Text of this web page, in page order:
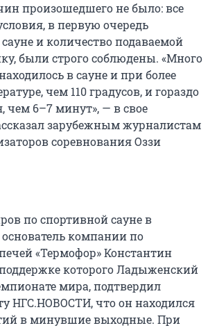
произошедшего не было: все
в первую очередь
и количество подаваемой
были строго соблюдены. «Много
в сауне и при более
чем 110 градусов, и гораздо
чем 6–7 минут», — в свое
зарубежным журналистам
соревнования Оззи
по спортивной сауне в
компании по
«Термофор» Константин
которого Ладыженский
мира, подтвердил
НГС.НОВОСТИ, что он находился
в минувшие выходные. При